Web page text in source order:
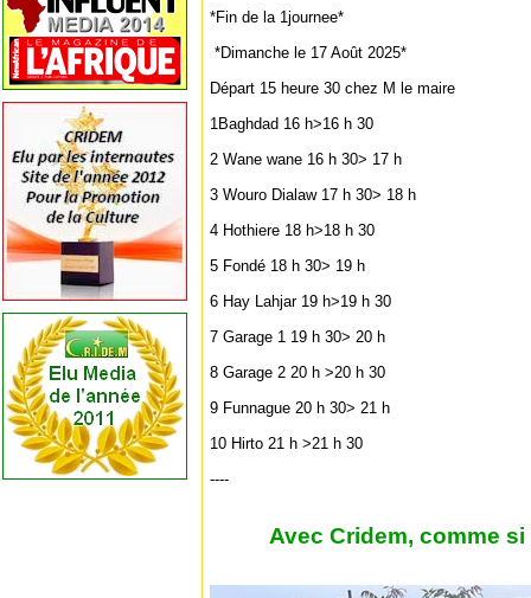
*Fin de la 1journee*
‎ *‎Dimanche le 17 Août 2025*
Départ 15 heure 30 chez M le maire
‎1Baghdad 16 h>16 h 30
‎2 Wane wane 16 h 30> 17 h
‎3 Wouro Dialaw 17 h 30> 18 h
‎4 Hothiere 18 h>18 h 30
‎5 Fondé 18 h 30> 19 h
‎6 Hay Lahjar 19 h>19 h 30
‎7 Garage 1 19 h 30> 20 h
‎8 Garage 2 20 h >20 h 30
‎9 Funnague 20 h 30> 21 h
‎10 Hirto 21 h >21 h 30
----
Avec Cridem, comme